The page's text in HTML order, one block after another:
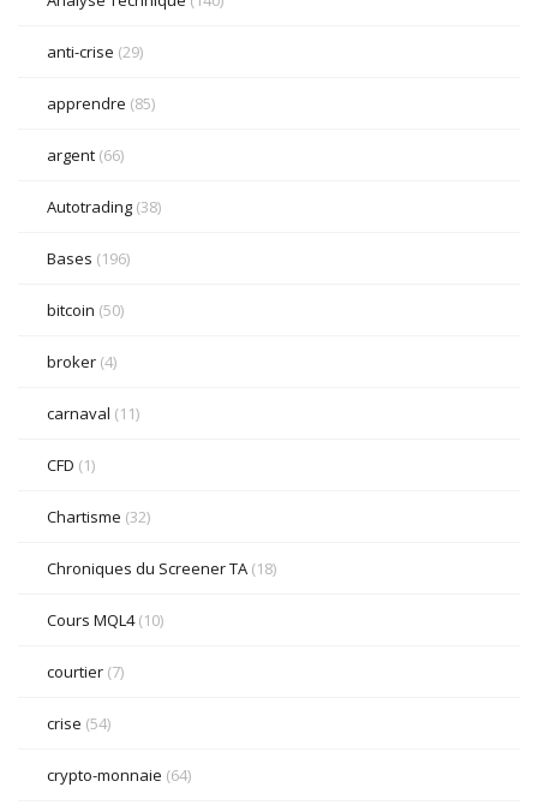
anti-crise (29)
apprendre (85)
argent (66)
Autotrading (38)
Bases (196)
bitcoin (50)
broker (4)
carnaval (11)
CFD (1)
Chartisme (32)
Chroniques du Screener TA (18)
Cours MQL4(10)
courtier (7)
crise (54)
crypto-monnaie (64)